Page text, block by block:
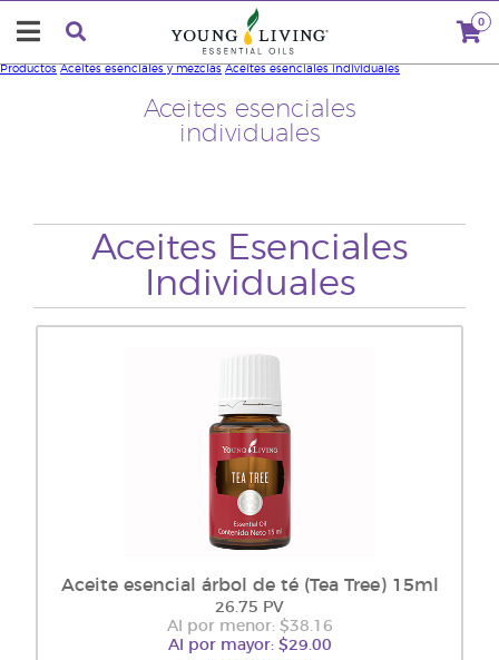
0
Aceites esenciales
individuales
Productos Aceites esenciales y mezclas Aceites esenciales individuales
Aceites Esenciales
Individuales
Aceite esencial árbol de té (Tea Tree) 15ml
26.75 PV
Al por menor: $38.16
Al por mayor: $29.00